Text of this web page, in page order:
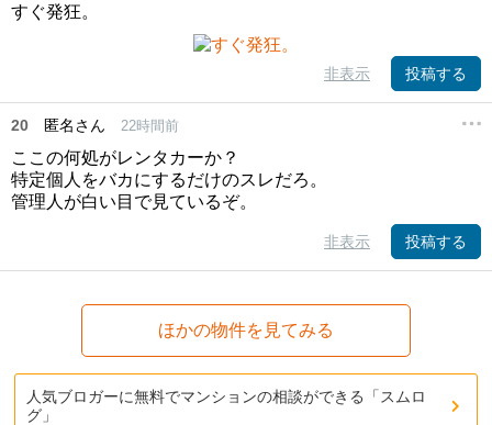
すぐ発狂。
非表示 投稿する
20 匿名さん 22時間前
ここの何処がレンタカーか？
特定個人をバカにするだけのスレだろ。
管理人が白い目で見ているぞ。
非表示 投稿する
ほかの物件を見てみる
人気ブロガーに無料でマンションの相談ができる「スムロ
グ」